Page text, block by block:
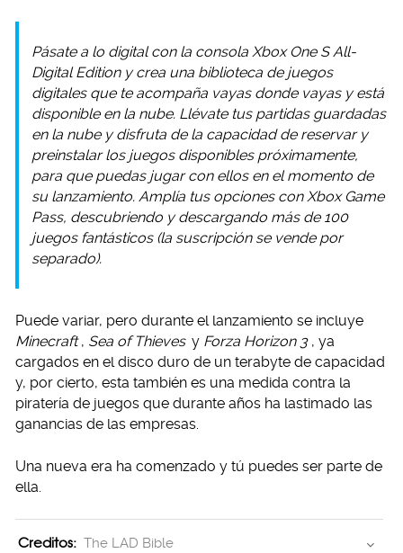
Pásate a lo digital con la consola Xbox One S All-
Digital Edition y crea una biblioteca de juegos
digitales que te acompaña vayas donde vayas y está
disponible en la nube. Llévate tus partidas guardadas
en la nube y disfruta de la capacidad de reservar y
preinstalar los juegos disponibles próximamente,
para que puedas jugar con ellos en el momento de
su lanzamiento. Amplía tus opciones con Xbox Game
Pass, descubriendo y descargando más de 100
juegos fantásticos (la suscripción se vende por
separado).
Puede variar, pero durante el lanzamiento se incluye
Minecraft , Sea of Thieves y Forza Horizon 3 , ya
cargados en el disco duro de un terabyte de capacidad
y, por cierto, esta también es una medida contra la
piratería de juegos que durante años ha lastimado las
ganancias de las empresas.
Una nueva era ha comenzado y tú puedes ser parte de
ella.
Creditos: The LAD Bible